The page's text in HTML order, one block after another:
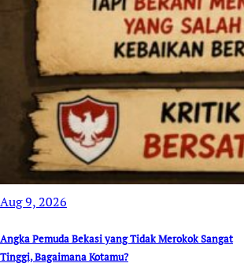
Aug 9, 2026
Angka Pemuda Bekasi yang Tidak Merokok Sangat
Tinggi, Bagaimana Kotamu?